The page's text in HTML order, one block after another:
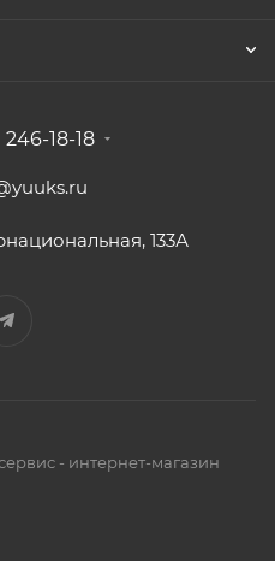
246-18-18
133А
- интернет-магазин